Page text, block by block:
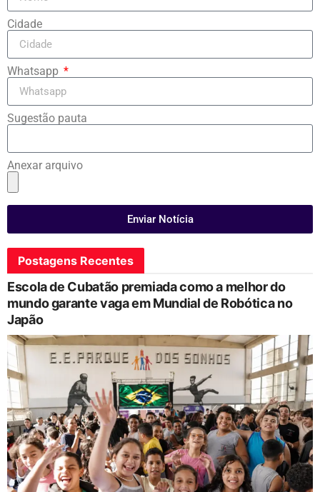
Cidade
Whatsapp
Sugestão pauta
Anexar arquivo
Enviar Notícia
Postagens Recentes
Escola de Cubatão premiada como a melhor do
mundo garante vaga em Mundial de Robótica no
Japão